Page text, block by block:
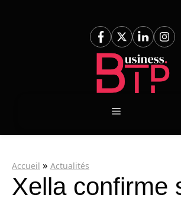
Menu
Accueil » Actualités
Xella confirme